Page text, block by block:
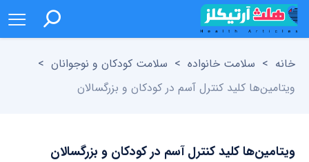
خانه > سلامت خانواده > سلامت کودکان و نوجوانان >
ویتامین‌ها کلید کنترل آسم در کودکان و بزرگسالان
ویتامین‌ها کلید کنترل آسم در کودکان و بزرگسالان